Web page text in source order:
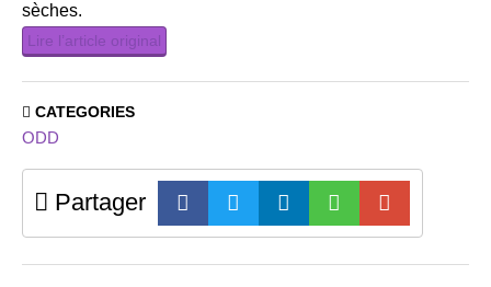
sèches.
Lire l’article original
CATEGORIES
ODD
Partager